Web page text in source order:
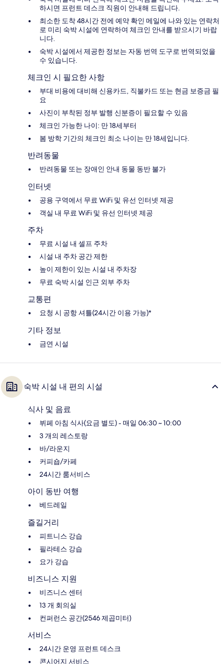
하시면 프런트 데스크 직원이 안내해 드립니다.
최소한 도착 48시간 전에 예약 확인 메일에 나와 있는 연락처
로 미리 숙박 시설에 연락하여 체크인 안내를 받으시기 바랍
니다.
숙박 시설에서 제공한 정보는 자동 번역 도구로 번역되었을
수 있습니다.
체크인 시 필요한 사항
부대 비용에 대비해 신용카드, 직불카드 또는 현금 보증금 필
요
사진이 부착된 정부 발행 신분증이 필요할 수 있음
체크인 가능한 나이: 만 18세부터
봄 방학 기간의 체크인 최소 나이는 만 18세입니다.
반려동물
반려동물 또는 장애인 안내 동물 동반 불가
인터넷
공용 구역에서 무료 WiFi 및 유선 인터넷 제공
객실 내 무료 WiFi 및 유선 인터넷 제공
주차
무료 시설 내 셀프 주차
시설 내 주차 공간 제한
높이 제한이 있는 시설 내 주차장
무료 숙박 시설 인근 외부 주차
교통편
요청 시 공항 셔틀(24시간 이용 가능)*
기타 정보
금연 시설
숙박 시설 내 편의 시설
식사 및 음료
뷔페 아침 식사(요금 별도) - 매일 06:30 ~ 10:00
3 개의 레스토랑
바/라운지
커피숍/카페
24시간 룸서비스
아이 동반 여행
베드레일
즐길거리
피트니스 강습
필라테스 강습
요가 강습
비즈니스 지원
비즈니스 센터
13 개 회의실
컨퍼런스 공간(2546 제곱미터)
서비스
24시간 운영 프런트 데스크
콘시어지 서비스